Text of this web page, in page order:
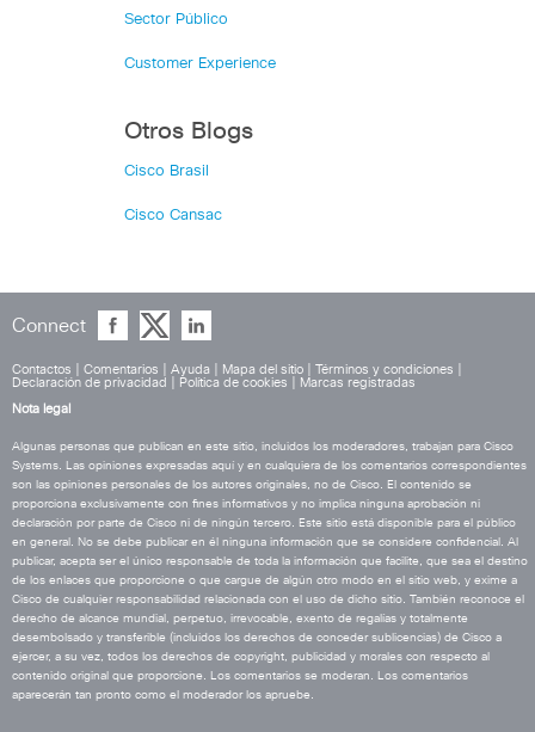
Sector Público
Customer Experience
Otros Blogs
Cisco Brasil
Cisco Cansac
Connect
Contactos Comentarios Ayuda Mapa del sitio Términos y condiciones
Declaración de privacidad
Política de cookies
Marcas registradas
Nota legal
Algunas personas que publican en este sitio, incluidos los moderadores, trabajan para Cisco
Systems. Las opiniones expresadas aquí y en cualquiera de los comentarios correspondientes
son las opiniones personales de los autores originales, no de Cisco. El contenido se
proporciona exclusivamente con fines informativos y no implica ninguna aprobación ni
declaración por parte de Cisco ni de ningún tercero. Este sitio está disponible para el público
en general. No se debe publicar en él ninguna información que se considere confidencial. Al
publicar, acepta ser el único responsable de toda la información que facilite, que sea el destino
de los enlaces que proporcione o que cargue de algún otro modo en el sitio web, y exime a
Cisco de cualquier responsabilidad relacionada con el uso de dicho sitio. También reconoce el
derecho de alcance mundial, perpetuo, irrevocable, exento de regalías y totalmente
desembolsado y transferible (incluidos los derechos de conceder sublicencias) de Cisco a
ejercer, a su vez, todos los derechos de copyright, publicidad y morales con respecto al
contenido original que proporcione. Los comentarios se moderan. Los comentarios
aparecerán tan pronto como el moderador los apruebe.